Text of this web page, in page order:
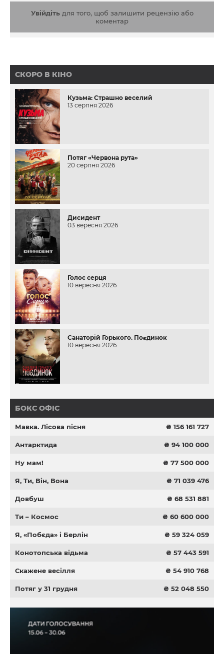
Увійдітьдля того, щоб залишити рецензію або
коментар
СКОРО В КІНО
Кузьма: Страшно веселий
13 серпня 2026
Потяг «Червона рута»
20 серпня 2026
Дисидент
03 вересня 2026
Голос серця
10 вересня 2026
Санаторій Горького. Поєдинок
10 вересня 2026
БОКС ОФІС
Мавка. Лісова пісня ₴ 156 161 727
Антарктида ₴ 94 100 000
Ну мам! ₴ 77 500 000
Я, Ти, Він, Вона ₴ 71 039 476
Довбуш ₴ 68 531 881
Ти – Космос ₴ 60 600 000
Я, «Побєда» і Берлін ₴ 59 324 059
Конотопська відьма ₴ 57 443 591
Скажене весілля ₴ 54 910 768
Потяг у 31 грудня ₴ 52 048 550